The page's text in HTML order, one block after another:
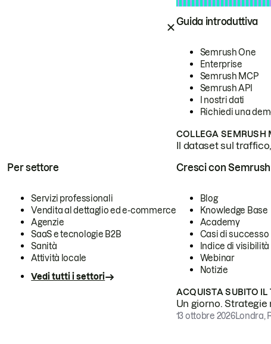
Guida introduttiva
Semrush One
Enterprise
Semrush MCP
Semrush API
I nostri dati
Richiedi una
COLLEGA SEMRUSH
Il dataset sul
Per settore
Servizi professionali
Vendita al dettaglio ed e-commerce
Agenzie
SaaS e tecnologie B2B
Sanità
Attività locale
Vedi tutti i settori
Cresci con Semrush
Blog
Knowledge Base
Academy
Casi di successo
Indice di visibilità
Webinar
Notizie
ACQUISTA SUBITO IL
Un giorno.
13 ottobre 2026Londra,